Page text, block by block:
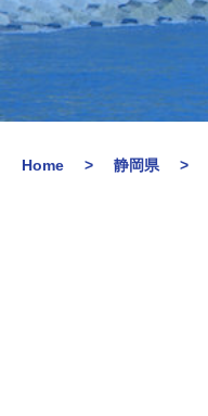
Home 静岡県